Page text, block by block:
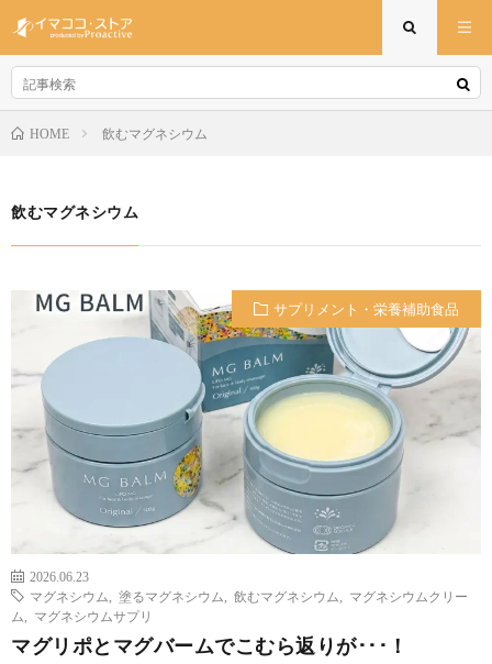
HOME 飲むマグネシウム
飲むマグネシウム
サプリメント・栄養補助食品
2026.06.23
マグネシウム
塗るマグネシウム 飲むマグネシウム
マグネシウムクリー
ム
マグネシウムサプリ
マグリポとマグバームでこむら返りが･･･！